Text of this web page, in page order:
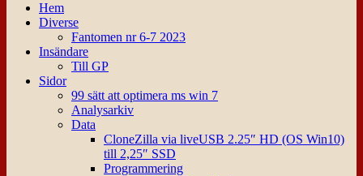
Hem
Diverse
Fantomen nr 6-7 2023
Insändare
Till GP
Sidor
99 sätt att optimera ms win 7
Analysarkiv
Data
CloneZilla via liveUSB 2.25″ HD (OS Win10)
till 2,25″ SSD
Programmering